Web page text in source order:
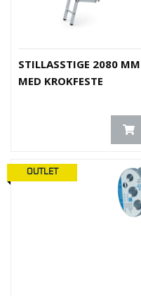
STILLASSTIGE 2080 MM
MED KROKFESTE
OUTLET